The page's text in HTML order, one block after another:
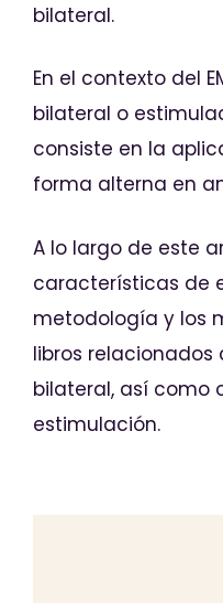
bilateral.
En el contexto del
bilateral o
consiste en la
forma alterna en
A lo largo de este
características de
metodología y los
libros
bilateral, así como
estimulación.